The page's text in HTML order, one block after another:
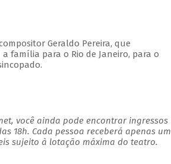
Geraldo Pereira, que
família para o Rio de Janeiro, para o
você ainda pode encontrar ingressos
18h. Cada pessoa receberá apenas um
sujeito à lotação máxima do teatro.